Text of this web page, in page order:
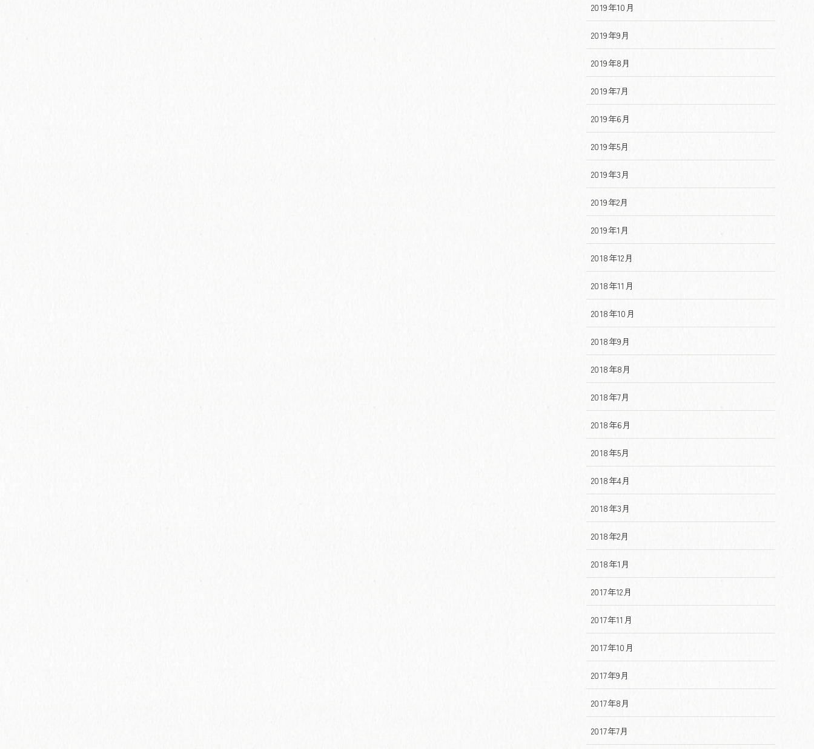
2019年10月
2019年9月
2019年8月
2019年7月
2019年6月
2019年5月
2019年3月
2019年2月
2019年1月
2018年12月
2018年11月
2018年10月
2018年9月
2018年8月
2018年7月
2018年6月
2018年5月
2018年4月
2018年3月
2018年2月
2018年1月
2017年12月
2017年11月
2017年10月
2017年9月
2017年8月
2017年7月